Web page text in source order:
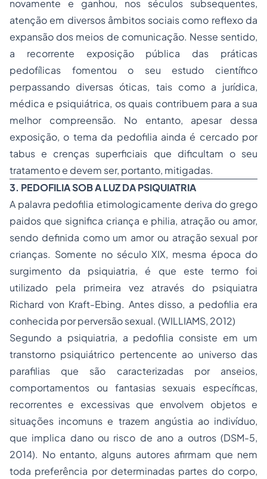
novamente e ganhou, nos séculos subsequentes,
atenção em diversos âmbitos sociais como reflexo da
expansão dos meios de comunicação. Nesse sentido,
a recorrente exposição pública das práticas
pedofílicas fomentou o seu estudo científico
perpassando diversas óticas, tais como a jurídica,
médica e psiquiátrica, os quais contribuem para a sua
melhor compreensão. No entanto, apesar dessa
exposição, o tema da pedofilia ainda é cercado por
tabus e crenças superficiais que dificultam o seu
tratamento e devem ser, portanto, mitigadas.
3. PEDOFILIA SOB A LUZ DA PSIQUIATRIA
A palavra pedofilia etimologicamente deriva do grego
paidos que significa criança e philia, atração ou amor,
sendo definida como um amor ou atração sexual por
crianças. Somente no século XIX, mesma época do
surgimento da psiquiatria, é que este termo foi
utilizado pela primeira vez através do psiquiatra
Richard von Kraft-Ebing. Antes disso, a pedofilia era
conhecida por perversão sexual. (WILLIAMS, 2012)
Segundo a psiquiatria, a pedofilia consiste em um
transtorno psiquiátrico pertencente ao universo das
parafilias que são caracterizadas por anseios,
comportamentos ou fantasias sexuais específicas,
recorrentes e excessivas que envolvem objetos e
situações incomuns e trazem angústia ao indivíduo,
que implica dano ou risco de ano a outros (DSM-5,
2014). No entanto, alguns autores afirmam que nem
toda preferência por determinadas partes do corpo,